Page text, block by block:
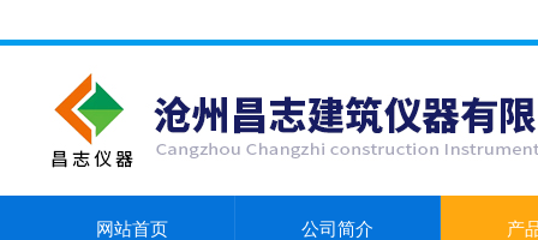
网站首页 公司简介 产